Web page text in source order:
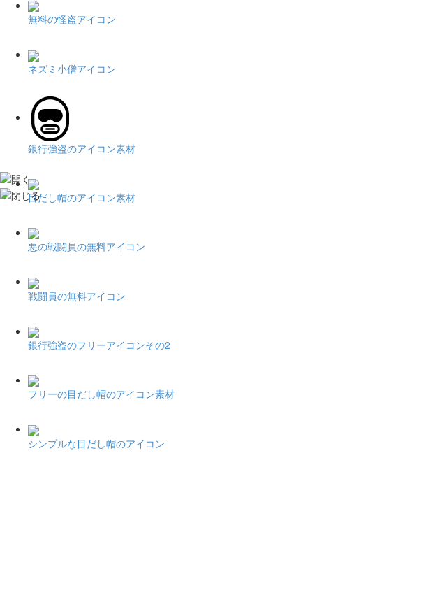
無料の怪盗アイコン
ネズミ小僧アイコン
銀行強盗のアイコン素材
目だし帽のアイコン素材
悪の戦闘員の無料アイコン
戦闘員の無料アイコン
銀行強盗のフリーアイコンその2
フリーの目だし帽のアイコン素材
シンプルな目だし帽のアイコン